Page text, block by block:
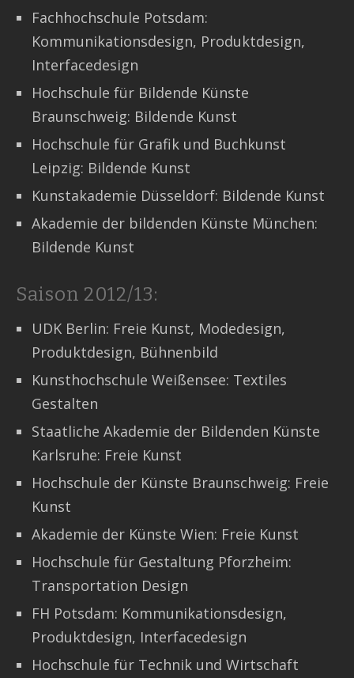
Fachhochschule Potsdam:
Kommunikationsdesign, Produktdesign,
Interfacedesign
Hochschule für Bildende Künste
Braunschweig: Bildende Kunst
Hochschule für Grafik und Buchkunst
Leipzig: Bildende Kunst
Kunstakademie Düsseldorf: Bildende Kunst
Akademie der bildenden Künste München:
Bildende Kunst
Saison 2012/13:
UDK Berlin: Freie Kunst, Modedesign,
Produktdesign, Bühnenbild
Kunsthochschule Weißensee: Textiles
Gestalten
Staatliche Akademie der Bildenden Künste
Karlsruhe: Freie Kunst
Hochschule der Künste Braunschweig: Freie
Kunst
Akademie der Künste Wien: Freie Kunst
Hochschule für Gestaltung Pforzheim:
Transportation Design
FH Potsdam: Kommunikationsdesign,
Produktdesign, Interfacedesign
Hochschule für Technik und Wirtschaft